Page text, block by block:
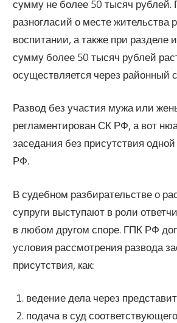
сумму не более 50 тысяч рублей.
разногласий о месте жительства
воспитании, а также при разделе
сумму более 50 тысяч рублей
осуществляется через районный
Развод без участия мужа или
регламентирован СК РФ, а вот
заседания без присутствия
РФ.
В судебном разбирательстве о
супруги выступают в роли
в любом другом споре. ГПК РФ
условия рассмотрения развода
присутствия, как:
ведение дела через
подача в суд